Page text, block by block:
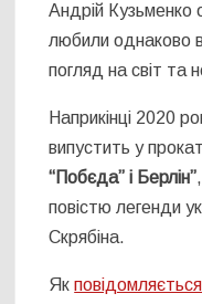
Андрій Кузьменко
любили однаково
погляд на світ та
Наприкінці 2020
випустить у
“Побєда” і Берлін”
повістю легенди
Скрябіна.
Якповідомляється